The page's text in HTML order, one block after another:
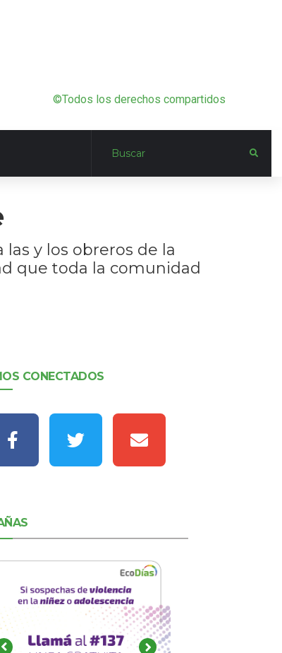
©Todos los derechos compartidos
y los obreros de la
que toda la comunidad
CONECTADOS